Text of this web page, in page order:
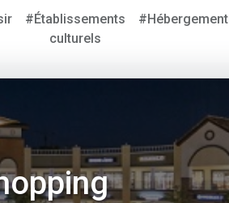
#Établissements
culturels
#Hébergement